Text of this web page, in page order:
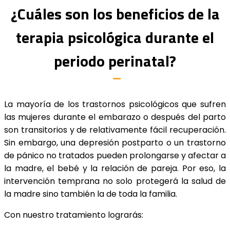
¿Cuáles son los beneficios de la
terapia psicológica durante el
periodo perinatal?
La mayoría de los trastornos psicológicos que sufren
las mujeres durante el embarazo o después del parto
son transitorios y de relativamente fácil recuperación.
Sin embargo, una depresión postparto o un trastorno
de pánico no tratados pueden prolongarse y afectar a
la madre, el bebé y la relación de pareja. Por eso, la
intervención temprana no solo protegerá la salud de
la madre sino también la de toda la familia.
Con nuestro tratamiento lograrás: